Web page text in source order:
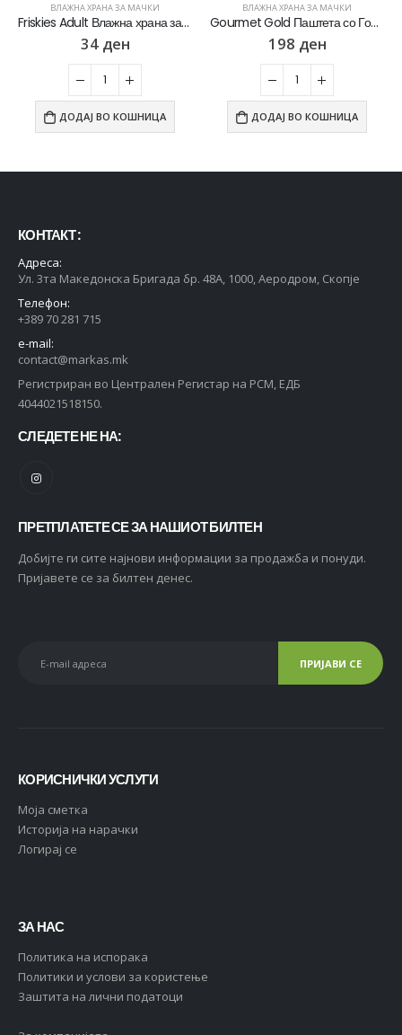
ВЛАЖНА ХРАНА ЗА МАЧКИ
Friskies Adult Влажна храна за Возрасни мачки со Лосос во сос [Кесичка 85]
34 ден
ДОДАЈ ВО КОШНИЦА
ВЛАЖНА ХРАНА ЗА МАЧКИ
Gourmet Gold Паштета со Говедско, Џигер, Туна, Мисирка [Паштета 4×85гр]
198 ден
ДОДАЈ ВО КОШНИЦА
КОНТАКТ :
Адреса:
Ул. 3та Македонска Бригада бр. 48А, 1000, Аеродром, Скопје
Телефон:
+389 70 281 715
e-mail:
contact@markas.mk
Регистриран во Централен Регистар на РСМ, ЕДБ
4044021518150.
СЛЕДЕТЕ НЕ НА:
ПРЕТПЛАТЕТЕ СЕ ЗА НАШИОТ БИЛТЕН
Добијте ги сите најнови информации за продажба и понуди.
Пријавете се за билтен денес.
КОРИСНИЧКИ УСЛУГИ
Moja сметка
Историја на нарачки
Логирај се
ЗА НАС
Политика на испорака
Политики и услови за користење
Заштита на лични податоци